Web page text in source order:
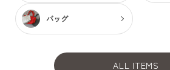
バッグ
ALL ITEMS